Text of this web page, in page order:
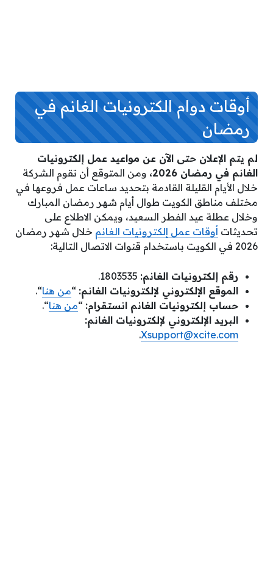
أوقات دوام الكترونيات الغانم في
رمضان
لم يتم الإعلان حتى الآن عن مواعيد عمل إلكترونيات
الغانم في رمضان 2026،
ومن المتوقع أن تقوم الشركة
خلال الأيام القليلة القادمة بتحديد ساعات عمل فروعها في
مختلف مناطق الكويت طوال أيام شهر رمضان المبارك
وخلال عطلة عيد الفطر السعيد، ويمكن الاطلاع على
تحديثات أوقات عمل إلكترونيات الغانم خلال شهر رمضان
2026 في الكويت باستخدام قنوات الاتصال التالية:
رقم إلكترونيات الغانم:
الموقع الإلكتروني لإلكترونيات الغانم: “من هنا“.
حساب إلكترونيات الغانم انستقرام: “من هنا“.
البريد الإلكتروني لإلكترونيات الغانم:
Xsupport@xcite.com
.